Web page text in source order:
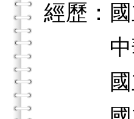
經歷：
中華
國立